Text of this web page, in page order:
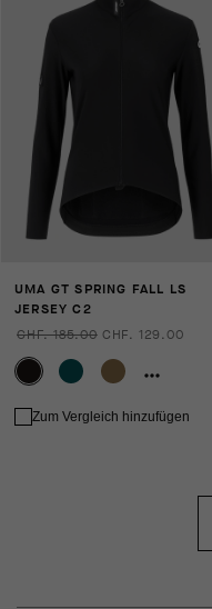
UMA GT SPRING FALL LS
JERSEY C2
CHF. 185.00 CHF. 129.00
Zum Vergleich hinzufügen